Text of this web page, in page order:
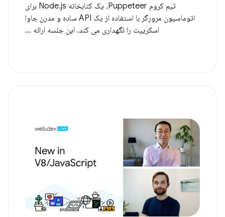
تیم کروم Puppeteer، یک کتابخانه Node.js برای
اتوماسیون مرورگر با استفاده از یک API ساده و مدرن جاوا
اسکریپت را نگهداری می کند. این جلسه ارائه ...